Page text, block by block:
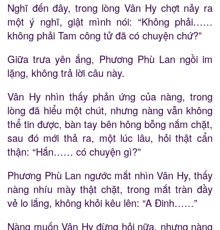
Nghĩ đến đây, trong lòng Vân Hy chợt nảy ra
một ý nghĩ, giật mình nói: “Không phải……
không phải Tam công tử đã có chuyện chứ?”
Giữa trưa yên ắng, Phương Phù Lan ngồi im
lặng, không trả lời câu này.
Vân Hy nhìn thấy phản ứng của nàng, trong
lòng đã hiểu một chút, nhưng nàng vẫn không
thể tin được, bàn tay bên hông bỗng nắm chặt,
sau đó mới thả ra, một lúc lâu, hỏi thật cẩn
thận: “Hắn…… có chuyện gì?”
Phương Phù Lan ngước mắt nhìn Vân Hy, thấy
nàng nhíu mày thật chặt, trong mắt tràn đầy
vẻ lo lắng, không khỏi kêu lên: “A Đinh……”
Nàng muốn Vân Hy đừng hỏi nữa, nhưng nàng